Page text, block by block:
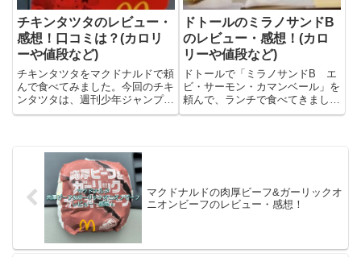
チキンタツタのレビュー・
感想！口コミは？(カロリ
ーや値段など)
チキンタツタをマクドナルドで頼
んで食べてみました。今回のチキ
ンタツタは、週刊少年ジャンプで
連載されている「ONE PIECE」
ーを書きました。チキンタツタっ
て？チキンタツタはマクド...
ドトールのミラノサンドB
のレビュー・感想！(カロ
リーや値段など)
ドトールで「ミラノサンドB エ
ビ・サーモン・カマンベール」を
頼んで、ランチで食べてきまし
た！今回は「ミラノサンドB エ
マクドナルドの肉厚ビーフ&ガーリックオ
ニオンビーフのレビュー・感想！